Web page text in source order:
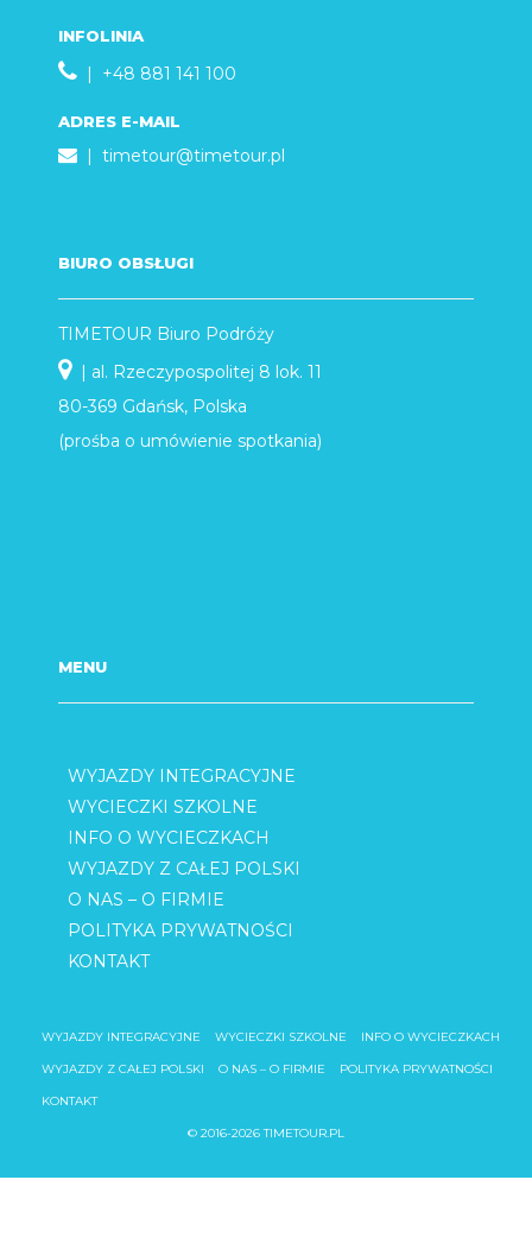
INFOLINIA
| +48 881 141 100
ADRES E-MAIL
| timetour@timetour.pl
BIURO OBSŁUGI
TIMETOUR Biuro Podróży
| al. Rzeczypospolitej 8 lok. 11
80-369 Gdańsk, Polska
(prośba o umówienie spotkania)
MENU
WYJAZDY INTEGRACYJNE
WYCIECZKI SZKOLNE
INFO O WYCIECZKACH
WYJAZDY Z CAŁEJ POLSKI
O NAS – O FIRMIE
POLITYKA PRYWATNOŚCI
KONTAKT
WYJAZDY INTEGRACYJNE WYCIECZKI SZKOLNE INFO O WYCIECZKACH
WYJAZDY Z CAŁEJ POLSKI O NAS – O FIRMIE POLITYKA PRYWATNOŚCI
KONTAKT
© 2016-2026 TIMETOUR.PL